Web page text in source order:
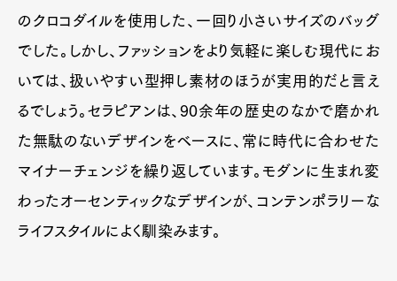
のクロコダイルを使用した、一回り小さいサイズのバッグ
でした。しかし、ファッションをより気軽に楽しむ現代にお
いては、扱いやすい型押し素材のほうが実用的だと言え
るでしょう。セラピアンは、90余年の歴史のなかで磨かれ
た無駄のないデザインをベースに、常に時代に合わせた
マイナーチェンジを繰り返しています。モダンに生まれ変
わったオーセンティックなデザインが、コンテンポラリーな
ライフスタイルによく馴染みます。